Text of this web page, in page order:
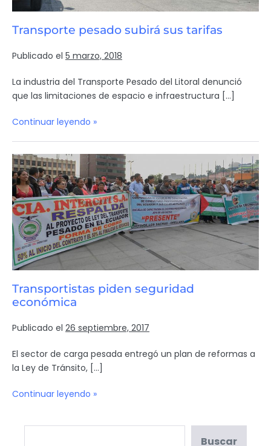
Transporte pesado subirá sus tarifas
Publicado el 5 marzo, 2018
La industria del Transporte Pesado del Litoral denunció
que las limitaciones de espacio e infraestructura […]
Continuar leyendo »
Transportistas piden seguridad
económica
Publicado el 26 septiembre, 2017
El sector de carga pesada entregó un plan de reformas a
la Ley de Tránsito, […]
Continuar leyendo »
Buscar